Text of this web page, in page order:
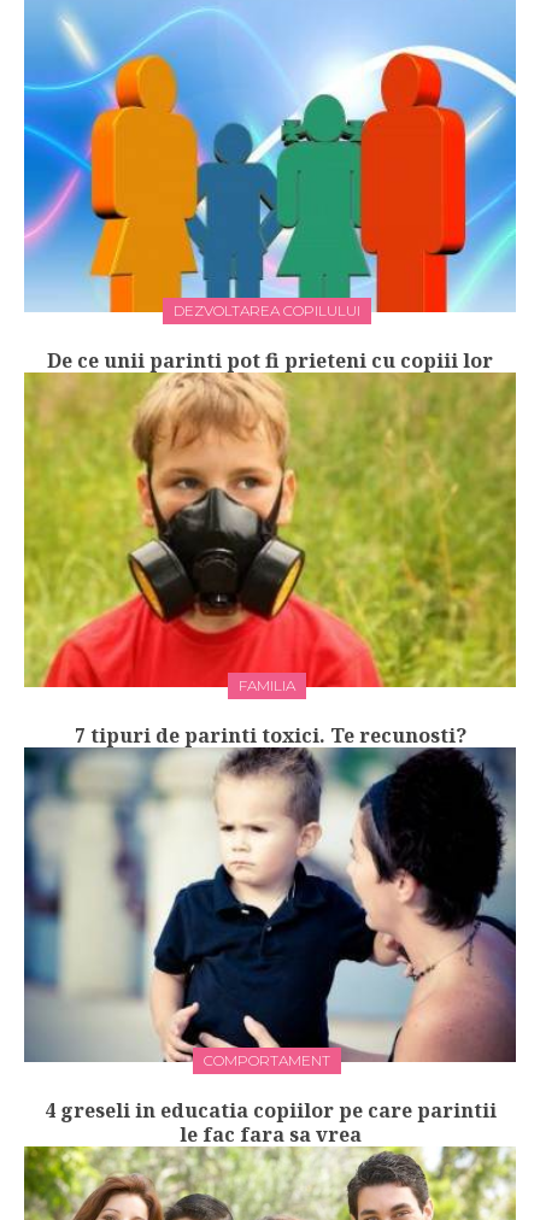
DEZVOLTAREA COPILULUI
De ce unii parinti pot fi prieteni cu copiii lor
FAMILIA
7 tipuri de parinti toxici. Te recunosti?
COMPORTAMENT
4 greseli in educatia copiilor pe care parintii
le fac fara sa vrea